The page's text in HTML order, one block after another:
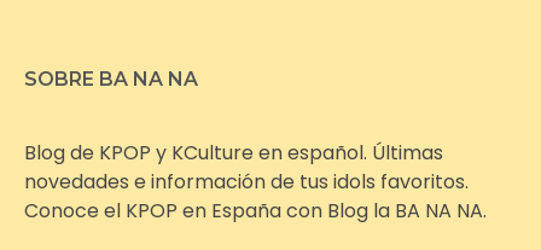
SOBRE BA NA NA
Blog de KPOP y KCulture en español. Últimas
novedades e información de tus idols favoritos.
Conoce el KPOP en España con Blog la BA NA NA.